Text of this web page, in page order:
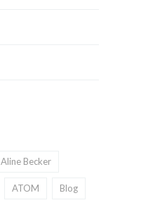
Aline Becker
ATOM Blog